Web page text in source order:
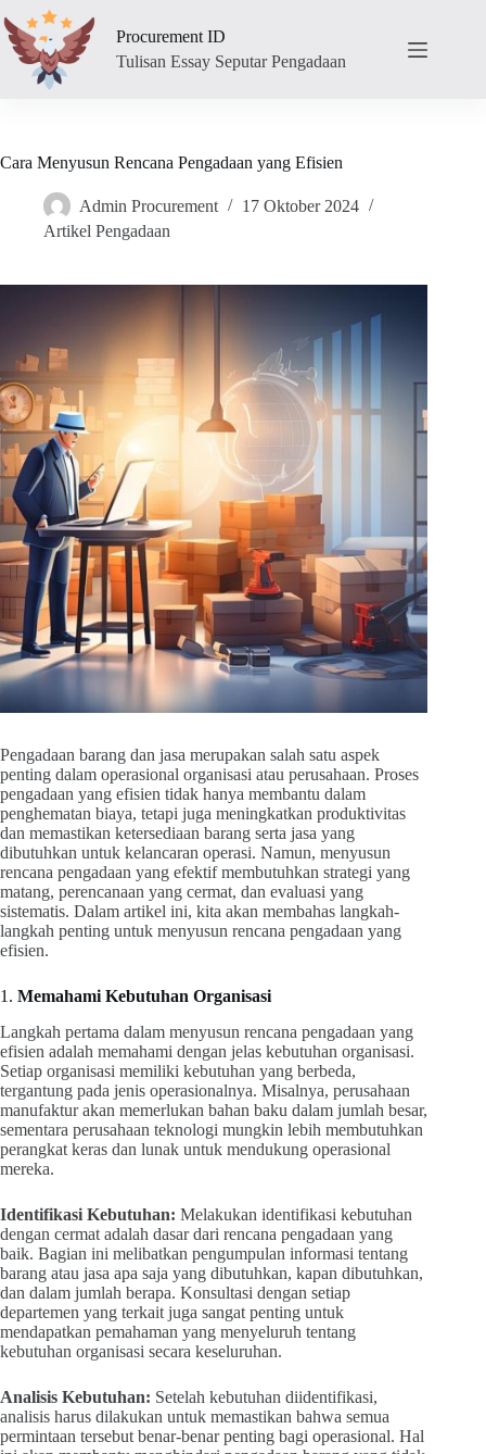
to
content
Procurement ID
Tulisan Essay Seputar Pengadaan
Cara Menyusun Rencana Pengadaan yang Efisien
Admin Procurement
17 Oktober 2024
Artikel Pengadaan
Pengadaan barang dan jasa merupakan salah satu aspek
penting dalam operasional organisasi atau perusahaan. Proses
pengadaan yang efisien tidak hanya membantu dalam
penghematan biaya, tetapi juga meningkatkan produktivitas
dan memastikan ketersediaan barang serta jasa yang
dibutuhkan untuk kelancaran operasi. Namun, menyusun
rencana pengadaan yang efektif membutuhkan strategi yang
matang, perencanaan yang cermat, dan evaluasi yang
sistematis. Dalam artikel ini, kita akan membahas langkah-
langkah penting untuk menyusun rencana pengadaan yang
efisien.
1. Memahami Kebutuhan Organisasi
Langkah pertama dalam menyusun rencana pengadaan yang
efisien adalah memahami dengan jelas kebutuhan organisasi.
Setiap organisasi memiliki kebutuhan yang berbeda,
tergantung pada jenis operasionalnya. Misalnya, perusahaan
manufaktur akan memerlukan bahan baku dalam jumlah besar,
sementara perusahaan teknologi mungkin lebih membutuhkan
perangkat keras dan lunak untuk mendukung operasional
mereka.
Identifikasi Kebutuhan: Melakukan identifikasi kebutuhan
dengan cermat adalah dasar dari rencana pengadaan yang
baik. Bagian ini melibatkan pengumpulan informasi tentang
barang atau jasa apa saja yang dibutuhkan, kapan dibutuhkan,
dan dalam jumlah berapa. Konsultasi dengan setiap
departemen yang terkait juga sangat penting untuk
mendapatkan pemahaman yang menyeluruh tentang
kebutuhan organisasi secara keseluruhan.
Analisis Kebutuhan: Setelah kebutuhan diidentifikasi,
analisis harus dilakukan untuk memastikan bahwa semua
permintaan tersebut benar-benar penting bagi operasional. Hal